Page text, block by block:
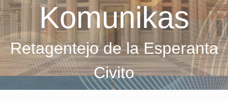
Komunikas
Retagentejo de la Esperanta
Civito